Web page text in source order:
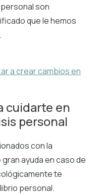
son
que le hemos
a crear cambios en
cuidarte en
personal
con la
ayuda en caso de
te
personal.